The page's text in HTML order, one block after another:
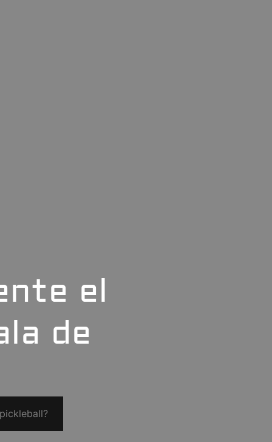
el
de